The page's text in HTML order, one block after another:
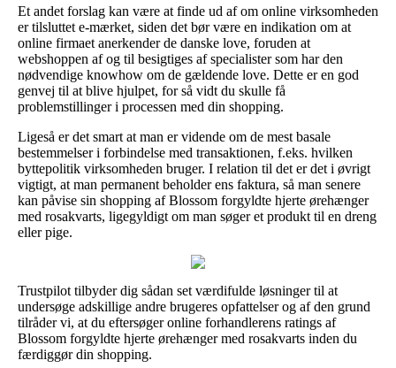
Et andet forslag kan være at finde ud af om online virksomheden
er tilsluttet e-mærket, siden det bør være en indikation om at
online firmaet anerkender de danske love, foruden at
webshoppen af og til besigtiges af specialister som har den
nødvendige knowhow om de gældende love. Dette er en god
genvej til at blive hjulpet, for så vidt du skulle få
problemstillinger i processen med din shopping.
Ligeså er det smart at man er vidende om de mest basale
bestemmelser i forbindelse med transaktionen, f.eks. hvilken
byttepolitik virksomheden bruger. I relation til det er det i øvrigt
vigtigt, at man permanent beholder ens faktura, så man senere
kan påvise sin shopping af Blossom forgyldte hjerte ørehænger
med rosakvarts, ligegyldigt om man søger et produkt til en dreng
eller pige.
Trustpilot tilbyder dig sådan set værdifulde løsninger til at
undersøge adskillige andre brugeres opfattelser og af den grund
tilråder vi, at du eftersøger online forhandlerens ratings af
Blossom forgyldte hjerte ørehænger med rosakvarts inden du
færdiggør din shopping.